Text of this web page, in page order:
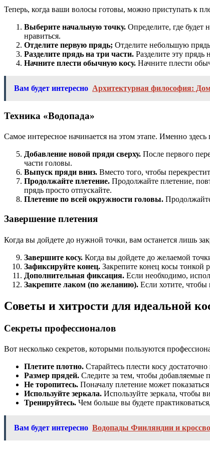
Теперь, когда ваши волосы готовы, можно приступать к
Выберите начальную точку. Определите, где будет
нравиться.
Отделите первую прядь; Отделите небольшую
Разделите прядь на три части. Разделите эту
Начните плести обычную косу. Начните плести
Вам будет интересно Архитектурная философия:
Техника «Водопада»
Самое интересное начинается на этом этапе. Именно здесь
Добавление новой пряди сверху. После первого
части головы.
Выпуск пряди вниз. Вместо того, чтобы
Продолжайте плетение. Продолжайте плетение,
прядь просто отпускайте.
Плетение по всей окружности головы.
Завершение плетения
Когда вы дойдете до нужной точки, вам останется лишь
Завершите косу. Когда вы дойдете до желаемой
Зафиксируйте конец. Закрепите конец косы тонкой
Дополнительная фиксация. Если необходимо,
Закрепите лаком (по желанию). Если хотите, чтобы
Советы и хитрости для идеальной
Секреты профессионалов
Вот несколько секретов, которыми пользуются
Плетите плотно. Старайтесь плести косу
Размер прядей. Следите за тем, чтобы добавляемые
Не торопитесь. Поначалу плетение может
Используйте зеркала. Используйте зеркала, чтобы
Тренируйтесь. Чем больше вы будете
Вам будет интересно Водопады Финляндии и